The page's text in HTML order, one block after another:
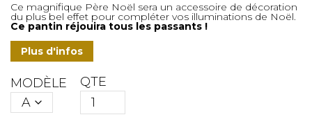
Ce magnifique Père Noël sera un accessoire de décoration
du plus bel effet pour compléter vos illuminations de Noël.
Ce pantin réjouira tous les passants !
Plus d'infos
MODÈLE QTE